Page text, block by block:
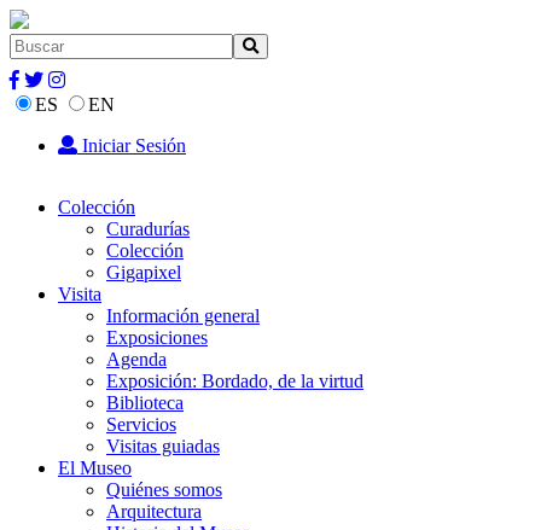
ES
EN
Iniciar Sesión
Colección
Curadurías
Colección
Gigapixel
Visita
Información general
Exposiciones
Agenda
Exposición: Bordado, de la virtud
Biblioteca
Servicios
Visitas guiadas
El Museo
Quiénes somos
Arquitectura